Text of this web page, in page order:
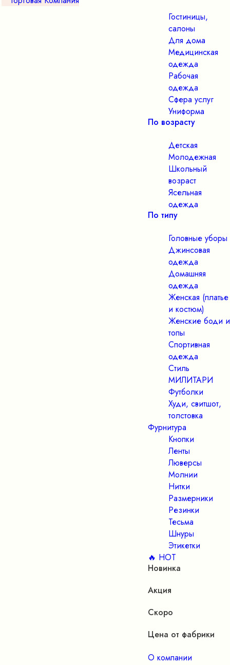
Гостиницы,
салоны
Для дома
Медицинская
одежда
Рабочая
одежда
Сфера услуг
Униформа
По возрасту
Детская
Молодежная
Школьный
возраст
Ясельная
одежда
По типу
Головные уборы
Джинсовая
одежда
Домашняя
одежда
Женская (платье
и костюм)
Женские боди и
топы
Спортивная
одежда
Стиль
МИЛИТАРИ
Футболки
Худи, свитшот,
толстовка
Фурнитура
Кнопки
Ленты
Люверсы
Молнии
Нитки
Размерники
Резинки
Тесьма
Шнуры
Этикетки
🔥 HOT
Новинка
Акция
Скоро
Цена от фабрики
О компании